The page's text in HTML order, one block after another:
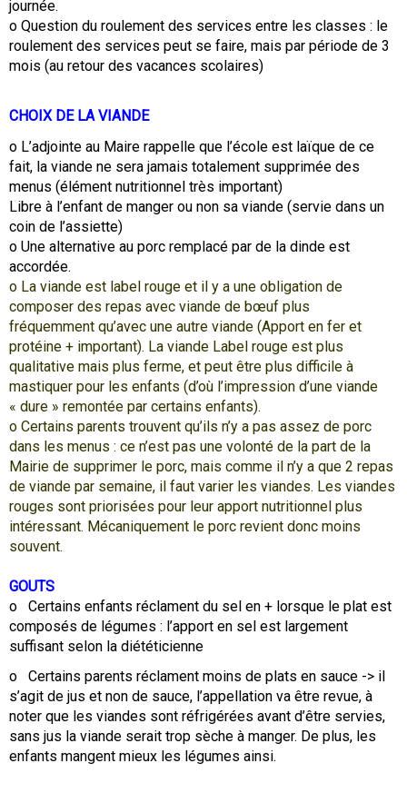
journée.
o Question du roulement des services entre les classes : le
roulement des services peut se faire, mais par période de 3
mois (au retour des vacances scolaires)
CHOIX DE LA VIANDE
o L’adjointe au Maire rappelle que l’école est laïque de ce
fait, la viande ne sera jamais totalement supprimée des
menus (élément nutritionnel très important)
Libre à l’enfant de manger ou non sa viande (servie dans un
coin de l’assiette)
o Une alternative au porc remplacé par de la dinde est
accordée.
o La viande est label rouge et il y a une obligation de
composer des repas avec viande de bœuf plus
fréquemment qu’avec une autre viande (Apport en fer et
protéine + important). La viande Label rouge est plus
qualitative mais plus ferme, et peut être plus difficile à
mastiquer pour les enfants (d’où l’impression d’une viande
« dure » remontée par certains enfants).
o Certains parents trouvent qu’ils n’y a pas assez de porc
dans les menus : ce n’est pas une volonté de la part de la
Mairie de supprimer le porc, mais comme il n’y a que 2 repas
de viande par semaine, il faut varier les viandes. Les viandes
rouges sont priorisées pour leur apport nutritionnel plus
intéressant. Mécaniquement le porc revient donc moins
souvent.
GOUTS
o Certains enfants réclament du sel en + lorsque le plat est
composés de légumes : l’apport en sel est largement
suffisant selon la diététicienne
o Certains parents réclament moins de plats en sauce -> il
s’agit de jus et non de sauce, l’appellation va être revue, à
noter que les viandes sont réfrigérées avant d’être servies,
sans jus la viande serait trop sèche à manger. De plus, les
enfants mangent mieux les légumes ainsi.